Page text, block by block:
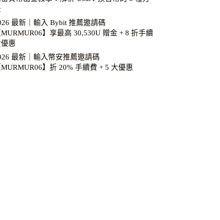
最新｜輸入 Bybit 推薦邀請碼
MURMUR06】享最高 30,530U 贈金 + 8 折手續
惠
最新｜輸入幣安推薦邀請碼
MURMUR06】折 20% 手續費 + 5 大優惠